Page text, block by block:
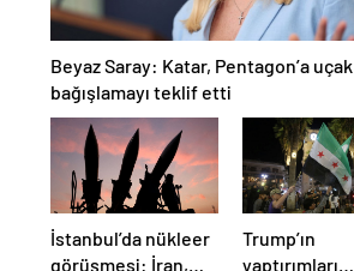
Beyaz Saray: Katar, Pentagon’a uçak
bağışlamayı teklif etti
İstanbul’da nükleer
görüşmesi: İran,
Trump’ın
yaptırımları